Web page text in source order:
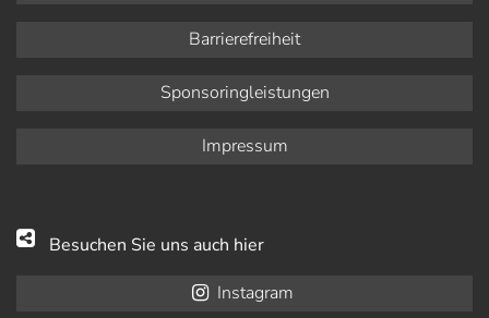
Barrierefreiheit
Sponsoringleistungen
Impressum
Besuchen Sie uns auch hier
Instagram